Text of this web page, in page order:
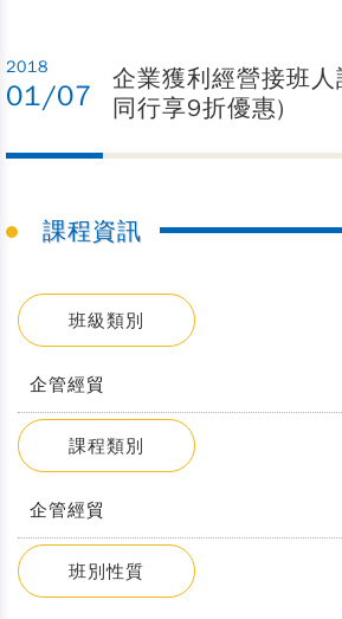
2018
01/07
企業獲利經營接班
同行享9折優惠)
課程資訊
班級類別
企管經貿
課程類別
企管經貿
班別性質